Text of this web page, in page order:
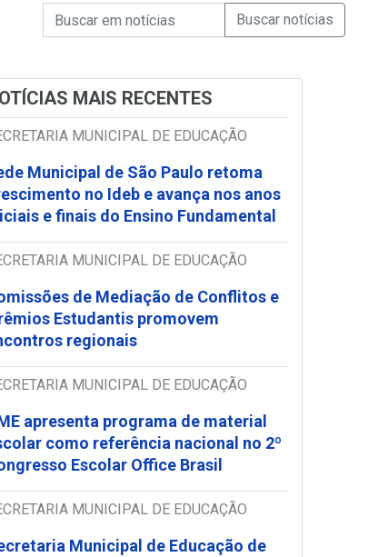
Campo de Busca de Notícias
Campo de Busca de informaçõesEnviar a Busca de
MAIS RECENTES
MUNICIPAL DE EDUCAÇÃO
Municipal de São Paulo retoma
no Ideb e avança nos anos
e finais do Ensino Fundamental
MUNICIPAL DE EDUCAÇÃO
de Mediação de Conflitos e
Estudantis promovem
regionais
MUNICIPAL DE EDUCAÇÃO
apresenta programa de material
como referência nacional no 2º
Escolar Office Brasil
MUNICIPAL DE EDUCAÇÃO
Municipal de Educação de